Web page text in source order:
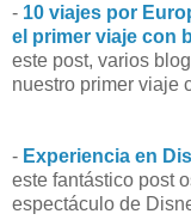
- 10 viajes por
el primer viaje con
este post, varios
nuestro primer viaje
- Experiencia en
este fantástico post
espectáculo de